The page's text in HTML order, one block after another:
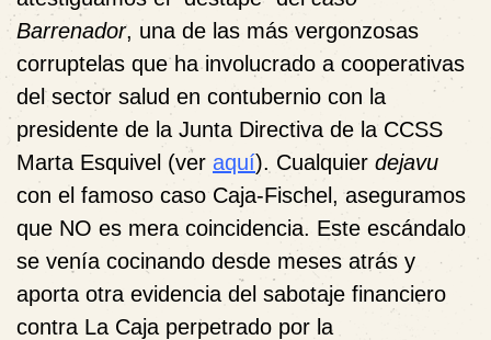
Barrenador, una de las más vergonzosas
corruptelas que ha involucrado a cooperativas
del sector salud en contubernio con la
presidente de la Junta Directiva de la CCSS
Marta Esquivel (ver aquí). Cualquier dejavu
con el famoso caso Caja-Fischel, aseguramos
que NO es mera coincidencia. Este escándalo
se venía cocinando desde meses atrás y
aporta otra evidencia del sabotaje financiero
contra La Caja perpetrado por la